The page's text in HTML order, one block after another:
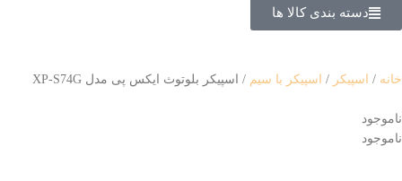
دسته بندی کالا ها
خانه اسپیکر اسپیکر با سیم اسپیکر بلوتوث ایکس پی مدل XP-S74G
ناموجود
ناموجود